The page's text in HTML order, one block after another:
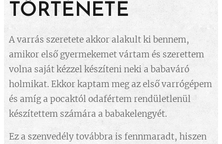
TÖRTÉNETE
A varrás szeretete akkor alakult ki bennem,
amikor első gyermekemet vártam és szerettem
volna saját kézzel készíteni neki a babaváró
holmikat. Ekkor kaptam meg az első varrógépem
és amíg a pocaktól odafértem rendületlenül
készítettem számára a babakelengyét.
Ez a szenvedély továbbra is fennmaradt, hiszen